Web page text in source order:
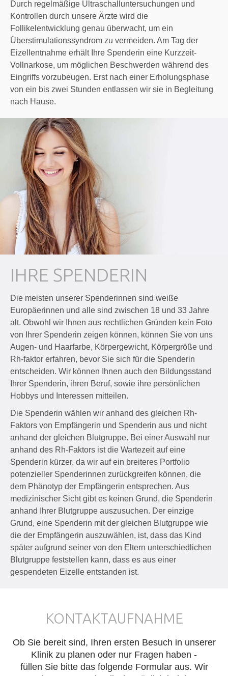
Durch regelmäßige Ultraschalluntersuchungen und
Kontrollen durch unsere Ärzte wird die
Follikelentwicklung genau überwacht, um ein
Überstimulationssyndrom zu vermeiden. Am Tag der
Eizellentnahme erhält Ihre Spenderin eine Kurzzeit-
Vollnarkose, um möglichen Beschwerden während des
Eingriffs vorzubeugen. Erst nach einer Erholungsphase
von ein bis zwei Stunden entlassen wir sie in Begleitung
nach Hause.
IHRE SPENDERIN
Die meisten unserer Spenderinnen sind weiße
Europäerinnen und alle sind zwischen 18 und 33 Jahre
alt. Obwohl wir Ihnen aus rechtlichen Gründen kein Foto
von Ihrer Spenderin zeigen können, können Sie von uns
Augen- und Haarfarbe, Körpergewicht, Körpergröße und
Rh-faktor erfahren, bevor Sie sich für die Spenderin
entscheiden. Wir können Ihnen auch den Bildungsstand
Ihrer Spenderin, ihren Beruf, sowie ihre persönlichen
Hobbys und Interessen mitteilen.
Die Spenderin wählen wir anhand des gleichen Rh-
Faktors von Empfängerin und Spenderin aus und nicht
anhand der gleichen Blutgruppe. Bei einer Auswahl nur
anhand des Rh-Faktors ist die Wartezeit auf eine
Spenderin kürzer, da wir auf ein breiteres Portfolio
potenzieller Spenderinnen zurückgreifen können, die
dem Phänotyp der Empfängerin entsprechen. Aus
medizinischer Sicht gibt es keinen Grund, die Spenderin
anhand Ihrer Blutgruppe auszusuchen. Der einzige
Grund, eine Spenderin mit der gleichen Blutgruppe wie
die der Empfängerin auszuwählen, ist, dass das Kind
später aufgrund seiner von den Eltern unterschiedlichen
Blutgruppe feststellen kann, dass es aus einer
gespendeten Eizelle entstanden ist.
KONTAKTAUFNAHME
Ob Sie bereit sind, Ihren ersten Besuch in unserer
Klinik zu planen oder nur Fragen haben -
füllen Sie bitte das folgende Formular aus. Wir